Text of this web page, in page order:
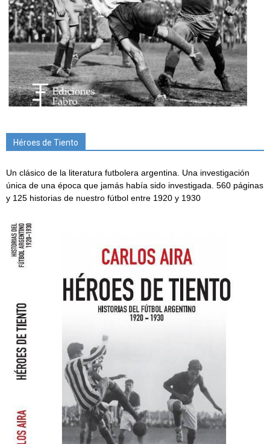
Héroes de Tiento
Un clásico de la literatura futbolera argentina. Una investigación
única de una época que jamás había sido investigada. 560 páginas
y 125 historias de nuestro fútbol entre 1920 y 1930